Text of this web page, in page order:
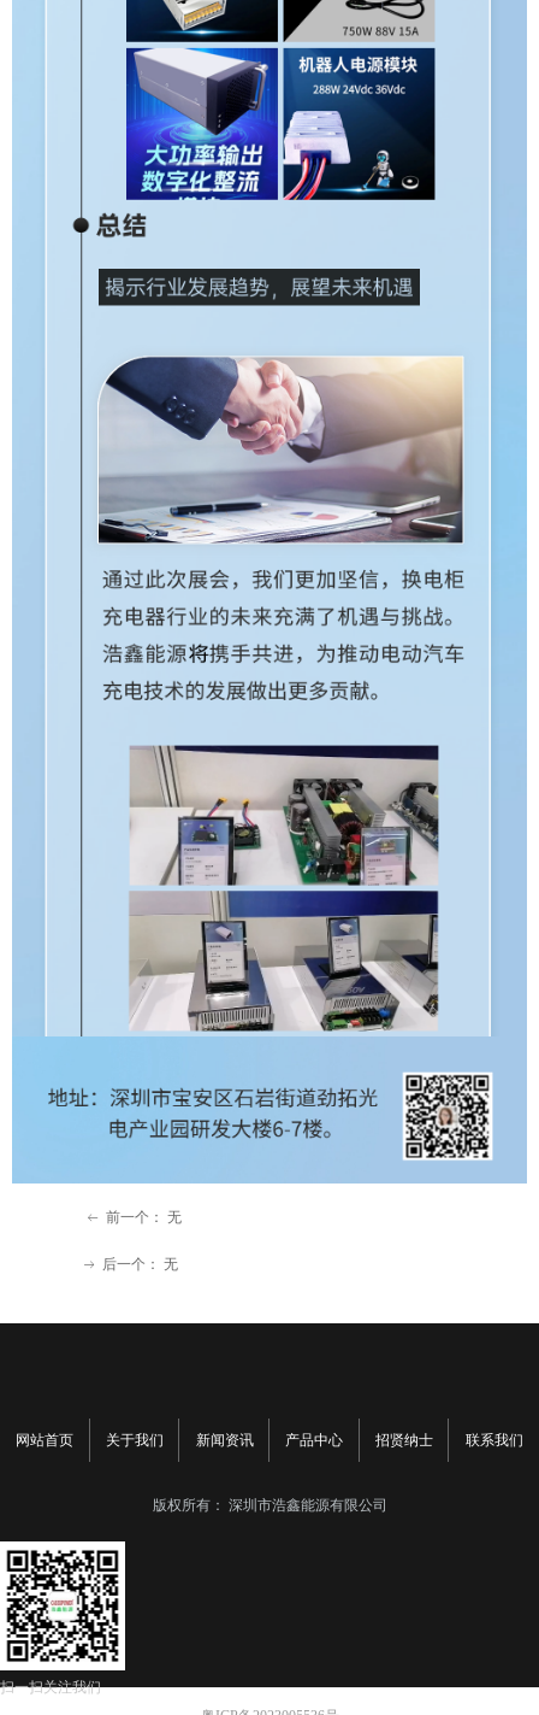
ꂃ 前一个： 无
ꁹ 后一个： 无
网站首页 关于我们 新闻资讯 产品中心 招贤纳士 联系我们
版权所有： 深圳市浩鑫能源有限公司
扫一扫关注我们